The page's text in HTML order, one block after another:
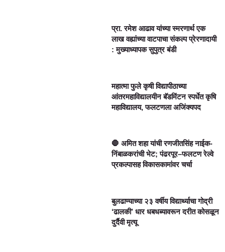
प्रा. रमेश आढाव यांच्या स्मरणार्थ एक
लाख वह्यांच्या वाटपाचा संकल्प प्रेरणादायी
: मुख्याध्यापक सुपुत्र बंडी
महात्मा फुले कृषी विद्यापीठाच्या
आंतरमहाविद्यालयीन बॅडमिंटन स्पर्धेत कृषि
महाविद्यालय, फलटणला अजिंक्यपद
🛑 अमित शहा यांची रणजीतसिंह नाईक-
निंबाळकरांची भेट; पंढरपूर–फलटण रेल्वे
प्रकल्पासह विकासकामांवर चर्चा
बुलढाण्याच्या २३ वर्षीय विद्यार्थ्याचा गोद्री
‘ढालकी’ धार धबधब्यावरून दरीत कोसळून
दुर्दैवी मृत्यू